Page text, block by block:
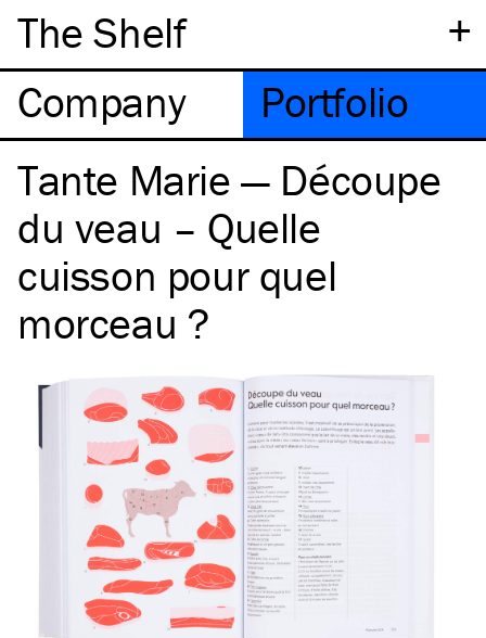
+
The Shelf
Company
Portfolio
Tante Marie — Découpe
du veau – Quelle
cuisson pour quel
morceau ?